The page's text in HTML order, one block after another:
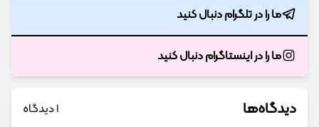
ما را در تلگرام دنبال کنید
ما را در اینستاگرام دنبال کنید
دیدگاه‌ها 1 دیدگاه